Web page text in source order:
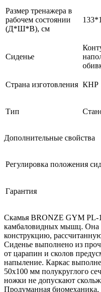
Размер тренажера в
рабочем состоянии
(Д*Ш*В), см
Сиденье
Страна изготовления КНР
Тип
Дополнительные свойства
Регулировка положения
Гарантия
Скамья BRONZE GYM PL-
камбаловидных мышц.
конструкцию,
Сиденье выполнено из
от царапин и сколов
напыление. Каркас
50х100 мм полукруглого
ножки не допускают
Продуманная